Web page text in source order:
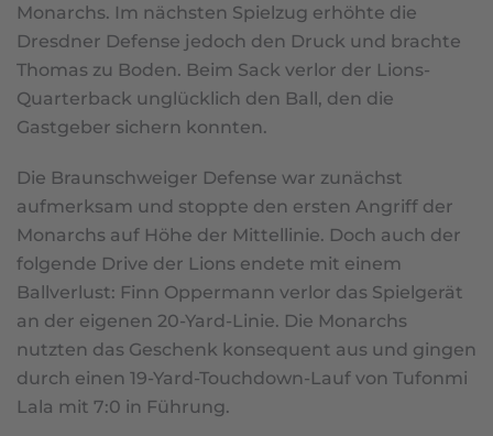
Monarchs. Im nächsten Spielzug erhöhte die
Dresdner Defense jedoch den Druck und brachte
Thomas zu Boden. Beim Sack verlor der Lions-
Quarterback unglücklich den Ball, den die
Gastgeber sichern konnten.
Die Braunschweiger Defense war zunächst
aufmerksam und stoppte den ersten Angriff der
Monarchs auf Höhe der Mittellinie. Doch auch der
folgende Drive der Lions endete mit einem
Ballverlust: Finn Oppermann verlor das Spielgerät
an der eigenen 20-Yard-Linie. Die Monarchs
nutzten das Geschenk konsequent aus und gingen
durch einen 19-Yard-Touchdown-Lauf von Tufonmi
Lala mit 7:0 in Führung.